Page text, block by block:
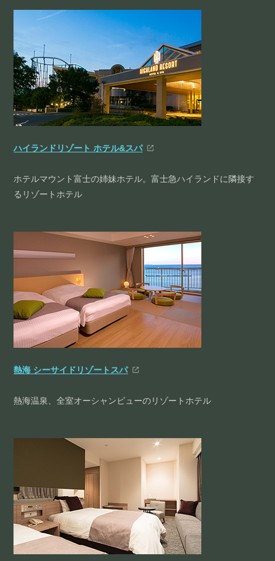
ハイランドリゾート ホテル&スパ
ホテルマウント富士の姉妹ホテル。富士急ハイランドに隣接す
るリゾートホテル
熱海 シーサイドリゾートスパ
熱海温泉、全室オーシャンビューのリゾートホテル